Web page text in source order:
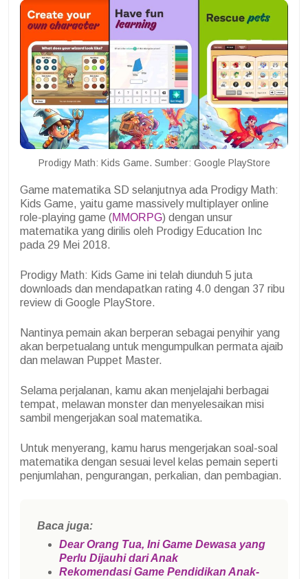
Prodigy Math: Kids Game. Sumber: Google PlayStore
Game matematika SD selanjutnya ada Prodigy Math:
Kids Game, yaitu game massively multiplayer online
role-playing game (MMORPG) dengan unsur
matematika yang dirilis oleh Prodigy Education Inc
pada 29 Mei 2018.
Prodigy Math: Kids Game ini telah diunduh 5 juta
downloads dan mendapatkan rating 4.0 dengan 37 ribu
review di Google PlayStore.
Nantinya pemain akan berperan sebagai penyihir yang
akan berpetualang untuk mengumpulkan permata ajaib
dan melawan Puppet Master.
Selama perjalanan, kamu akan menjelajahi berbagai
tempat, melawan monster dan menyelesaikan misi
sambil mengerjakan soal matematika.
Untuk menyerang, kamu harus mengerjakan soal-soal
matematika dengan sesuai level kelas pemain seperti
penjumlahan, pengurangan, perkalian, dan pembagian.
Baca juga:
Dear Orang Tua, Ini Game Dewasa yang
Perlu Dijauhi dari Anak
Rekomendasi Game Pendidikan Anak-